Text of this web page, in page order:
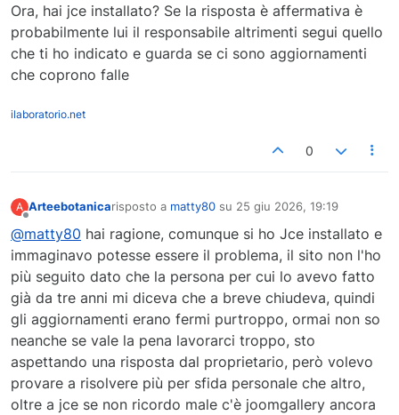
Ora, hai jce installato? Se la risposta è affermativa è
probabilmente lui il responsabile altrimenti segui quello
che ti ho indicato e guarda se ci sono aggiornamenti
che coprono falle
ilaboratorio.net
0
A Arteebotanicarisposto a matty80 su 25 giu 2026, 19:19
ultima modifica di
@matty80 hai ragione, comunque si ho Jce installato e
immaginavo potesse essere il problema, il sito non l'ho
più seguito dato che la persona per cui lo avevo fatto
già da tre anni mi diceva che a breve chiudeva, quindi
gli aggiornamenti erano fermi purtroppo, ormai non so
neanche se vale la pena lavorarci troppo, sto
aspettando una risposta dal proprietario, però volevo
provare a risolvere più per sfida personale che altro,
oltre a jce se non ricordo male c'è joomgallery ancora